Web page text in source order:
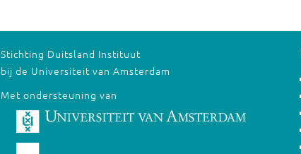
Stichting Duitsland Instituut
bij de Universiteit van Amsterdam
Met ondersteuning van